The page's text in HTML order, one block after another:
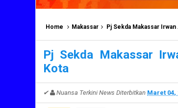
Home Makassar Pj Sekda Makassar
Pj Sekda Makassar
Kota
✔ Nuansa Terkini News Diterbitkan Maret 04,